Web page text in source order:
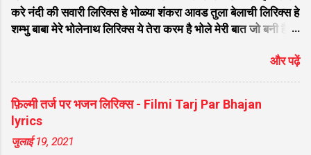
करे नंदी की सवारी लिरिक्स हे भोळ्या शंकरा आवड तुला बेलाची लिरिक्स हे
शम्भु बाबा मेरे भोलेनाथ लिरिक्स ये तेरा करम है भोले मेरी बात जो बनी है
गुलशन सा मेरे भोलेनाथ आये है लिरिक्स नगर में जोगी आया भेद कोई
समझ ना पाया लिरिक्स शिवजी तेरे द्वार हम भी आयेंगे लिरिक्स सांसो की
माला पे सिमरु मै शिव का नाम लिरिक्स डम डम डमरू बजाना होगा भोले
मेरी कुटिया में आना होगा लिरिक्स मेरे भोले से भोले बाबा लिरिक्स भोलेनाथ
का चेला लिरिक्स भोले चेला बना लेना लिरिक्स सिर पे विराजे गंगा की धार
लिरिक्स महादेवा - Mahadeva Hansraj Raghuwanshi लिरिक्स
और पढ़ें
फ़िल्मी तर्ज पर भजन लिरिक्स - Filmi Tarj Par Bhajan
lyrics
जुलाई 19, 2021